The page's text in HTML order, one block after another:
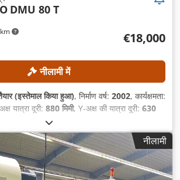
DMU 80 T
€18,000
नीलामी में
(इस्तेमाल किया हुआ), निर्माण वर्ष: 2002, कार्यक्षमता:
यात्रा दूरी: 880 मिमी, Y-अक्ष की यात्रा दूरी: 630
, कंट्रोलर मॉडल:
12,000 आरपीएम,
नीलामी